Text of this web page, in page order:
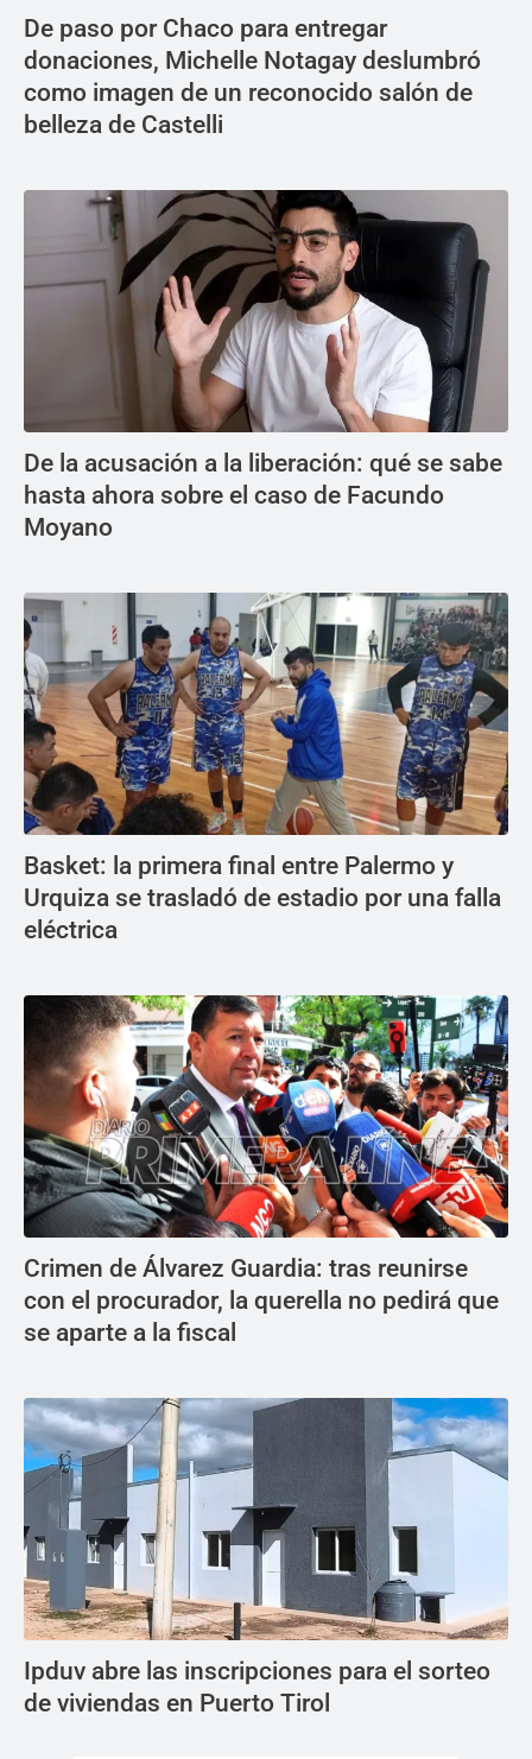
De paso por Chaco para entregar
donaciones, Michelle Notagay deslumbró
como imagen de un reconocido salón de
belleza de Castelli
De la acusación a la liberación: qué se sabe
hasta ahora sobre el caso de Facundo
Moyano
Basket: la primera final entre Palermo y
Urquiza se trasladó de estadio por una falla
eléctrica
Crimen de Álvarez Guardia: tras reunirse
con el procurador, la querella no pedirá que
se aparte a la fiscal
Ipduv abre las inscripciones para el sorteo
de viviendas en Puerto Tirol